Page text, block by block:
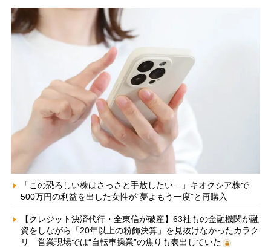
「この恐ろしい株はさっさと手放したい…」キオクシア株で
500万円の利益を出した女性が“夢よもう一度”と再購入
【クレジット決済代行・全東信が破産】63社もの金融機関が融
資をしながら「20年以上の粉飾決算」を見抜けなかったカラク
リ 営業現場では“自転車操業”の焦りも表出していた